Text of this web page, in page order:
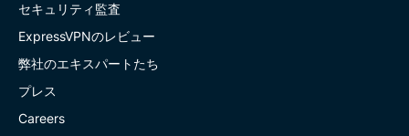
セキュリティ監査
ExpressVPNのレビュー
弊社のエキスパートたち
プレス
Careers